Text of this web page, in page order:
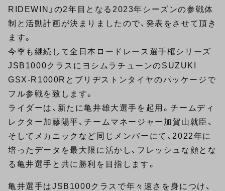
RIDEWIN」の2年目となる2023年シーズンの参戦体
制と活動計画が決まりましたので、発表をさせて頂き
ます。
今季も継続して全日本ロードレース選手権シリーズ
JSB1000クラスにヨシムラチューンのSUZUKI
GSX-R1000Rとブリヂストンタイヤのパッケージで
フル参戦を致します。
ライダーは、新たに亀井雄大選手を起用。チームディ
レクター加藤陽平、チームマネージャー加賀山就臣、
そしてメカニックなど同じメンバーにて、2022年に
培ったデータを最大限に活かし、フレッシュな顔とな
る亀井選手と共に勝利を目指します。
亀井選手はJSB1000クラスで年々速さを身につけ、